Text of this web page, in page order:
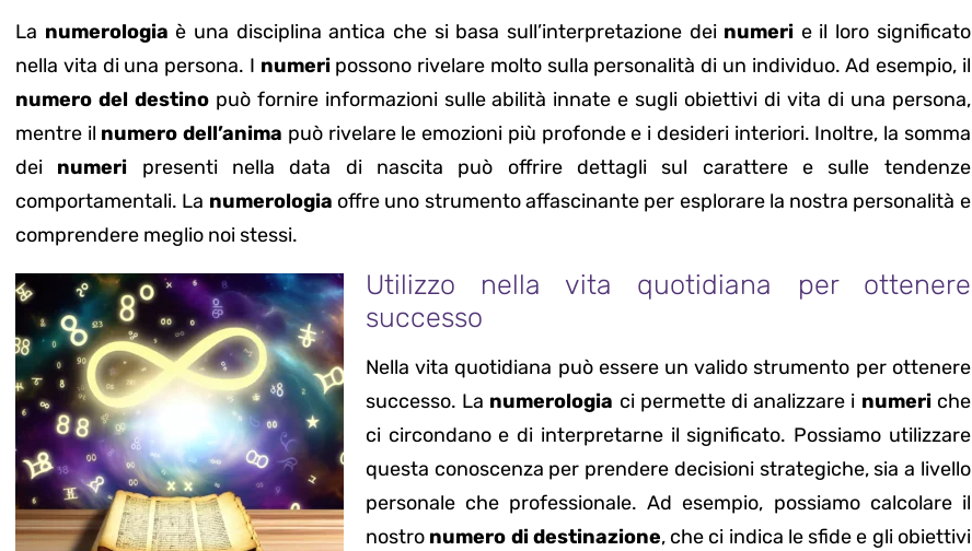
La numerologia è una disciplina antica che si basa sull’interpretazione dei numeri e il loro significato
nella vita di una persona. I numeripossono rivelare molto sulla personalità di un individuo. Ad esempio, il
numero del destinopuò fornire informazioni sulle abilità innate e sugli obiettivi di vita di una persona,
mentre il numero dell’anima può rivelare le emozioni più profonde e i desideri interiori. Inoltre, la somma
dei numeri presenti nella data di nascita può offrire dettagli sul carattere e sulle tendenze
comportamentali. La numerologia offre uno strumento affascinante per esplorare la nostra personalità e
comprendere meglio noi stessi.
Utilizzo nella vita quotidiana per ottenere
successo
Nella vita quotidiana può essere un valido strumento per ottenere
successo. La numerologia ci permette di analizzare i numeriche
ci circondano e di interpretarne il significato. Possiamo utilizzare
questa conoscenza per prendere decisioni strategiche, sia a livello
personale che professionale. Ad esempio, possiamo calcolare il
nostro numero di destinazione, che ci indica le sfide e gli obiettivi